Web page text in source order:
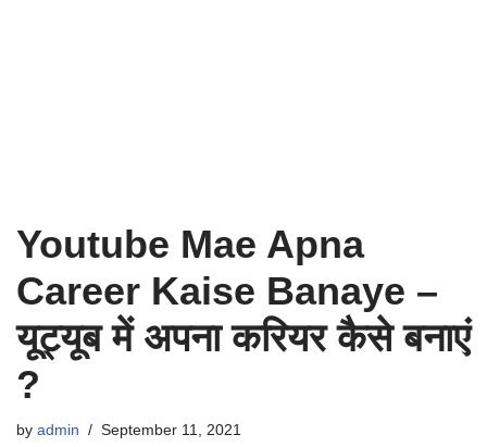
Youtube Mae Apna
Career Kaise Banaye –
यूट्यूब में अपना करियर कैसे बनाएं
?
by admin September 11, 2021